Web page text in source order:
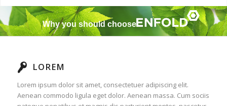
Why you should choose
LOREM
Lorem ipsum dolor sit amet, consectetuer adipiscing elit.
Aenean commodo ligula eget dolor. Aenean massa. Cum sociis